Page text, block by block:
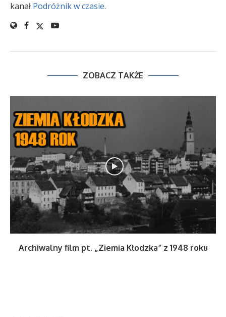
kanał Podróżnik w czasie.
ZOBACZ TAKŻE
Archiwalny film pt. „Ziemia Kłodzka” z 1948 roku